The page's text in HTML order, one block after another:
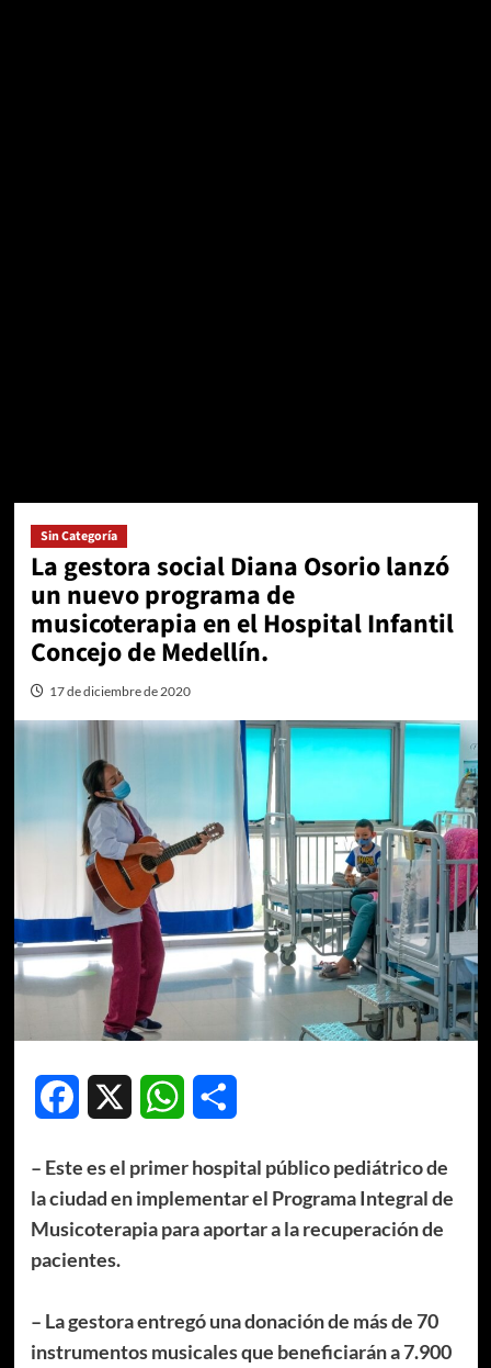
Sin Categoría
La gestora social Diana Osorio lanzó
un nuevo programa de
musicoterapia en el Hospital Infantil
Concejo de Medellín.
17 de diciembre de 2020
Facebook WhatsApp
– Este es el primer hospital público pediátrico de
la ciudad en implementar el Programa Integral de
Musicoterapia para aportar a la recuperación de
pacientes.
– La gestora entregó una donación de más de 70
instrumentos musicales que beneficiarán a 7.900